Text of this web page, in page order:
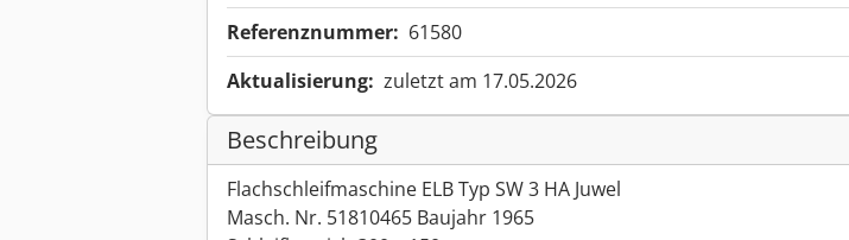
Referenznummer: 61580
Aktualisierung: zuletzt am 17.05.2026
Beschreibung
Flachschleifmaschine ELB Typ SW 3 HA Juwel
Masch. Nr. 51810465 Baujahr 1965